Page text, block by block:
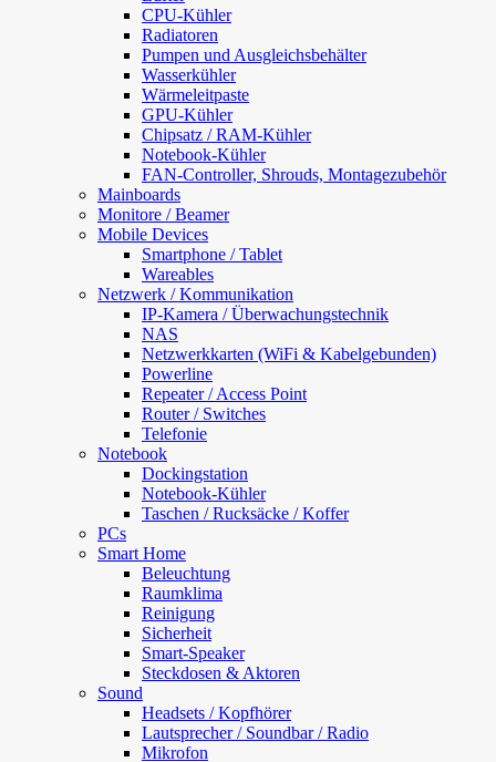
CPU-Kühler
Radiatoren
Pumpen und Ausgleichsbehälter
Wasserkühler
Wärmeleitpaste
GPU-Kühler
Chipsatz / RAM-Kühler
Notebook-Kühler
FAN-Controller, Shrouds, Montagezubehör
Mainboards
Monitore / Beamer
Mobile Devices
Smartphone / Tablet
Wareables
Netzwerk / Kommunikation
IP-Kamera / Überwachungstechnik
NAS
Netzwerkkarten (WiFi & Kabelgebunden)
Powerline
Repeater / Access Point
Router / Switches
Telefonie
Notebook
Dockingstation
Notebook-Kühler
Taschen / Rucksäcke / Koffer
PCs
Smart Home
Beleuchtung
Raumklima
Reinigung
Sicherheit
Smart-Speaker
Steckdosen & Aktoren
Sound
Headsets / Kopfhörer
Lautsprecher / Soundbar / Radio
Mikrofon